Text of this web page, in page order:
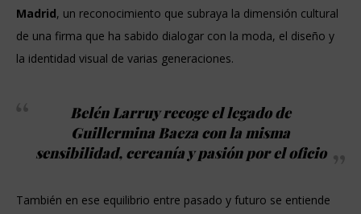
Madrid, un reconocimiento que subraya la dimensión cultural
de una firma que ha sabido dialogar con la moda, el diseño y
la identidad visual de varias generaciones.
Belén Larruy recoge el legado de
Guillermina Baeza con la misma
sensibilidad, cercanía y pasión por el oficio
También en ese equilibrio entre pasado y futuro se entiende